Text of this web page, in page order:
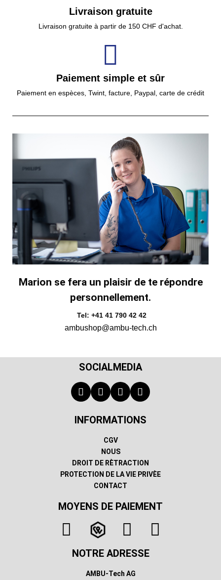
Livraison gratuite
Livraison gratuite à partir de 150 CHF d'achat.
Paiement simple et sûr
Paiement en espèces, Twint, facture, Paypal, carte de crédit
Marion se fera un plaisir de te répondre
personnellement.
Tel: +41 41 790 42 42
ambushop@ambu-tech.ch
SOCIALMEDIA
INFORMATIONS
CGV
NOUS
DROIT DE RÈTRACTION
PROTECTION DE LA VIE PRIVÈE
CONTACT
MOYENS DE PAIEMENT
NOTRE ADRESSE
AMBU-Tech AG